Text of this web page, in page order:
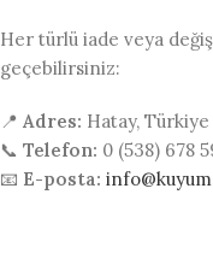
Her türlü iade veya
geçebilirsiniz:
📍 Adres: Hatay, Türkiye
📞 Telefon: 0 (538) 678
📧 E-posta: